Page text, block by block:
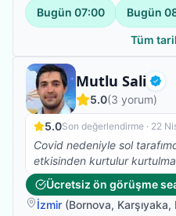
Bugün 07:00 Bugün
Tüm
Mutlu Sali
Fizyoterapist
5.0(3 yorum)
5.0Son değerlendirme · 22
Covid nedeniyle sol
etkisinden kurtulur
Iyi ki de bulmuş, çok ilgili ,
gösteren , beyefendi
anlatıyor ve öneriyor.
Ücretsiz ön görüşme
İzmir (Bornova, Karşıyaka,